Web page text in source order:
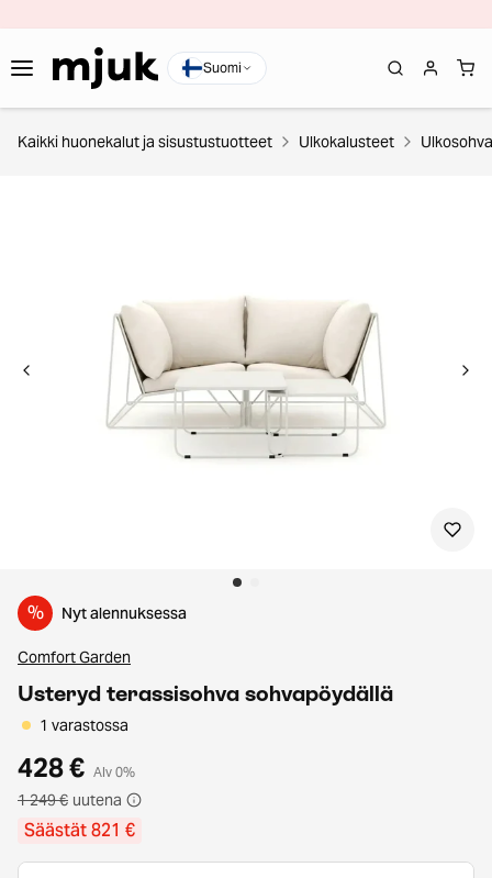
Suomi
Kaikki huonekalut ja sisustustuotteet Ulkokalusteet
% Nyt alennuksessa
Comfort Garden
Usteryd terassisohva sohvapöydällä
1 varastossa
428 € Alv 0%
1 249 € uutena
Säästät 821 €